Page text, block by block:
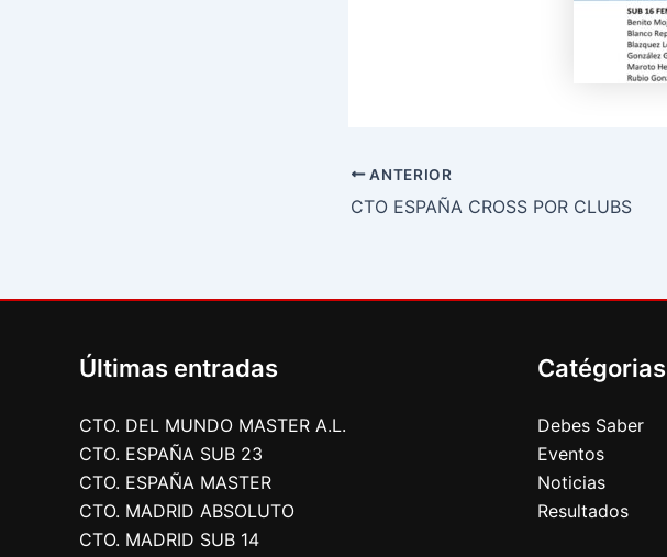
ANTERIOR
CTO ESPAÑA CROSS POR CLUBS
Últimas entradas
CTO. DEL MUNDO MASTER A.L.
CTO. ESPAÑA SUB 23
CTO. ESPAÑA MASTER
CTO. MADRID ABSOLUTO
CTO. MADRID SUB 14
Catégorias
Debes Saber
Eventos
Noticias
Resultados